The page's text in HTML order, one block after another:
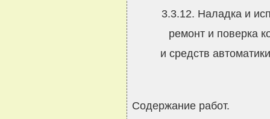
3.3.12. Наладка и
ремонт и поверка
и средств
Содержание работ.